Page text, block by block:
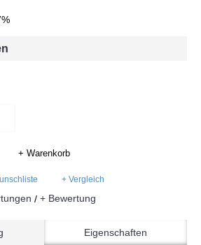
+ Warenkorb
+ Vergleich
/ + Bewertung
Eigenschaften